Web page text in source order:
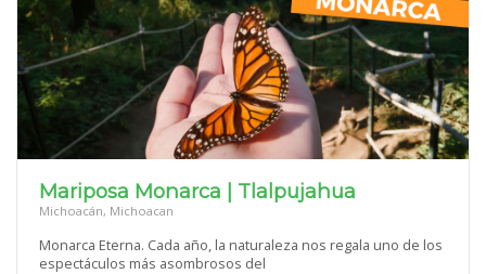
Mariposa Monarca | Tlalpujahua
Michoacán, Michoacan
Monarca Eterna. Cada año, la naturaleza nos regala uno de los
espectáculos más asombrosos del